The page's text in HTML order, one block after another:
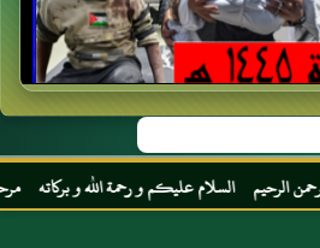
الرحيم السلام عليكم و رحمة الله و بركاته مرحبا